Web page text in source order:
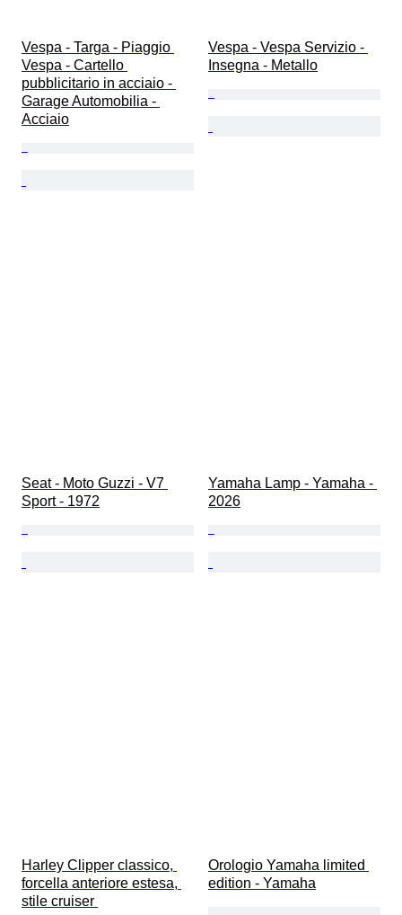
Vespa - Targa - Piaggio
Vespa - Cartello
pubblicitario in acciaio -
Garage Automobilia -
Acciaio
Vespa - Vespa Servizio -
Insegna - Metallo
Seat - Moto Guzzi - V7
Sport - 1972
Yamaha Lamp - Yamaha -
2026
Harley Clipper classico,
forcella anteriore estesa,
stile cruiser
Orologio Yamaha limited
edition - Yamaha